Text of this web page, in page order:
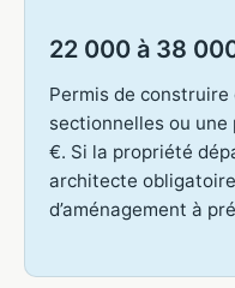
22 000 à 38
Permis de
sectionnelles ou une
€. Si la propriété
architecte
d’aménagement à